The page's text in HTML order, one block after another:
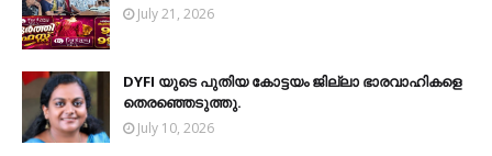
July 21, 2026
DYFI യുടെ പുതിയ കോട്ടയം ജില്ലാ ഭാരവാഹികളെ
തെരഞ്ഞെടുത്തു.
July 10, 2026